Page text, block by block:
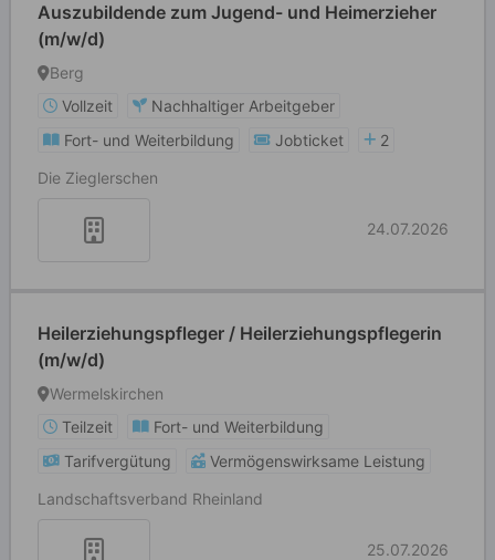
Auszubildende zum Jugend- und Heimerzieher
(m/w/d)
Berg
Vollzeit
Nachhaltiger Arbeitgeber
Fort- und Weiterbildung
Jobticket
2
Die Zieglerschen
24.07.2026
Heilerziehungspfleger / Heilerziehungspflegerin
(m/w/d)
Wermelskirchen
Teilzeit
Fort- und Weiterbildung
Tarifvergütung
Vermögenswirksame Leistung
Landschaftsverband Rheinland
25.07.2026